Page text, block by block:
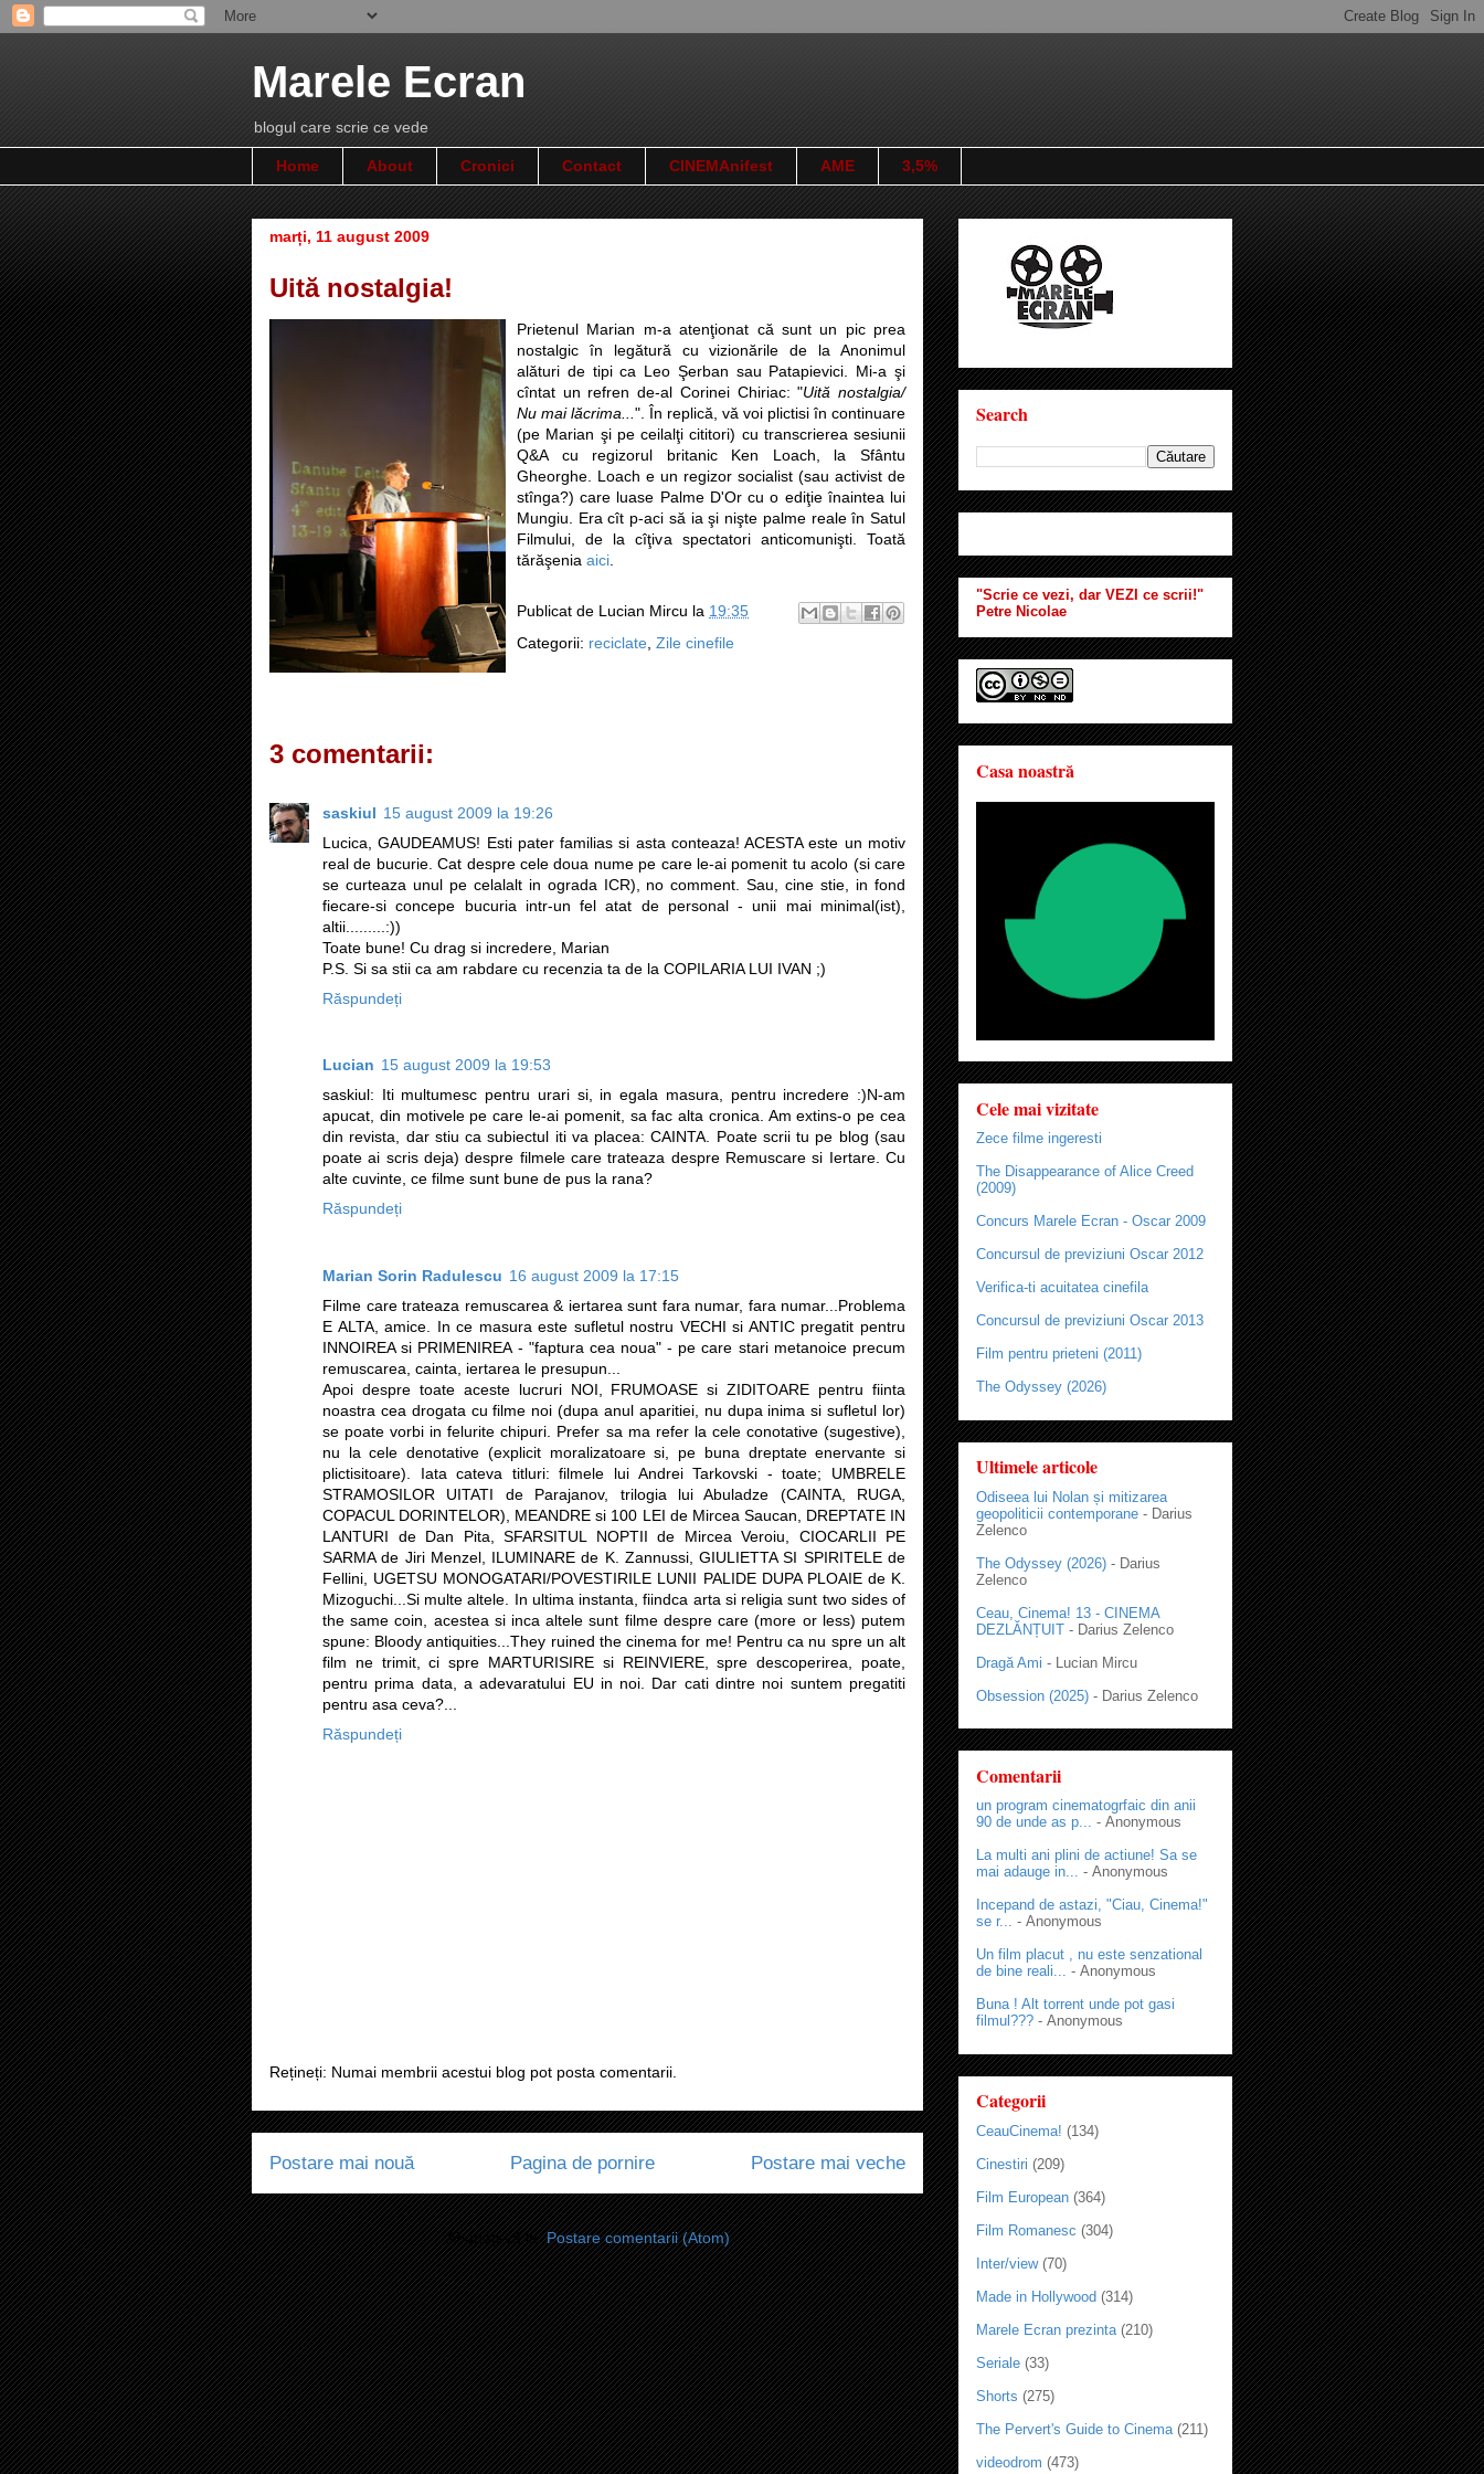
Marele Ecran
blogul care scrie ce vede
Home About Cronici Contact CINEMAnifest AME 3,5%
marți, 11 august 2009
Uită nostalgia!
Prietenul Marian m-a atenţionat că sunt un pic prea
nostalgic în legătură cu vizionările de la Anonimul
alături de tipi ca Leo Şerban sau Patapievici. Mi-a şi
cîntat un refren de-al Corinei Chiriac: "Uită nostalgia/
Nu mai lăcrima... ". În replică, vă voi plictisi în continuare
(pe Marian şi pe ceilalţi cititori) cu transcrierea sesiunii
Q&A cu regizorul britanic Ken Loach, la Sfântu
Gheorghe. Loach e un regizor socialist (sau activist de
stînga?) care luase Palme D'Or cu o ediţie înaintea lui
Mungiu. Era cît p-aci să ia şi nişte palme reale în Satul
Filmului, de la cîţiva spectatori anticomunişti. Toată
tărăşenia aici
Publicat de Lucian Mircu la 19:35
Categorii: reciclate Zile cinefile
3 comentarii:
saskiul 15 august 2009 la 19:26
Lucica, GAUDEAMUS! Esti pater familias si asta conteaza! ACESTA este un motiv
real de bucurie. Cat despre cele doua nume pe care le-ai pomenit tu acolo (si care
se curteaza unul pe celalalt in ograda ICR), no comment. Sau, cine stie, in fond
fiecare-si concepe bucuria intr-un fel atat de personal - unii mai minimal(ist),
altii.........:))
Toate bune! Cu drag si incredere, Marian
P.S. Si sa stii ca am rabdare cu recenzia ta de la COPILARIA LUI IVAN ;)
Răspundeți
Lucian 15 august 2009 la 19:53
saskiul: Iti multumesc pentru urari si, in egala masura, pentru incredere :)N-am
apucat, din motivele pe care le-ai pomenit, sa fac alta cronica. Am extins-o pe cea
din revista, dar stiu ca subiectul iti va placea: CAINTA. Poate scrii tu pe blog (sau
poate ai scris deja) despre filmele care trateaza despre Remuscare si Iertare. Cu
alte cuvinte, ce filme sunt bune de pus la rana?
Răspundeți
Marian Sorin Radulescu 16 august 2009 la 17:15
Filme care trateaza remuscarea & iertarea sunt fara numar, fara numar...Problema
E ALTA, amice. In ce masura este sufletul nostru VECHI si ANTIC pregatit pentru
INNOIREA si PRIMENIREA - "faptura cea noua" - pe care stari metanoice precum
remuscarea, cainta, iertarea le presupun...
Apoi despre toate aceste lucruri NOI, FRUMOASE si ZIDITOARE pentru fiinta
noastra cea drogata cu filme noi (dupa anul aparitiei, nu dupa inima si sufletul lor)
se poate vorbi in felurite chipuri. Prefer sa ma refer la cele conotative (sugestive),
nu la cele denotative (explicit moralizatoare si, pe buna dreptate enervante si
plictisitoare). Iata cateva titluri: filmele lui Andrei Tarkovski - toate; UMBRELE
STRAMOSILOR UITATI de Parajanov, trilogia lui Abuladze (CAINTA, RUGA,
COPACUL DORINTELOR), MEANDRE si 100 LEI de Mircea Saucan, DREPTATE IN
LANTURI de Dan Pita, SFARSITUL NOPTII de Mircea Veroiu, CIOCARLII PE
SARMA de Jiri Menzel, ILUMINARE de K. Zannussi, GIULIETTA SI SPIRITELE de
Fellini, UGETSU MONOGATARI/POVESTIRILE LUNII PALIDE DUPA PLOAIE de K.
Mizoguchi...Si multe altele. In ultima instanta, fiindca arta si religia sunt two sides of
the same coin, acestea si inca altele sunt filme despre care (more or less) putem
spune: Bloody antiquities...They ruined the cinema for me! Pentru ca nu spre un alt
film ne trimit, ci spre MARTURISIRE si REINVIERE, spre descoperirea, poate,
pentru prima data, a adevaratului EU in noi. Dar cati dintre noi suntem pregatiti
pentru asa ceva?...
Răspundeți
Rețineți: Numai membrii acestui blog pot posta comentarii.
Postare mai nouă Postare mai veche
Pagina de pornire
Abonați-vă la:Postare comentarii (Atom)
Search
"Scrie ce vezi, dar VEZI ce scrii!"
Petre Nicolae
Casa noastră
Cele mai vizitate
Zece filme ingeresti
The Disappearance of Alice Creed
(2009)
Concurs Marele Ecran - Oscar 2009
Concursul de previziuni Oscar 2012
Verifica-ti acuitatea cinefila
Concursul de previziuni Oscar 2013
Film pentru prieteni (2011)
The Odyssey (2026)
Ultimele articole
Odiseea lui Nolan și mitizarea
geopoliticii contemporane - Darius
Zelenco
The Odyssey (2026) - Darius
Zelenco
Ceau, Cinema! 13 - CINEMA
DEZLĂNȚUIT - Darius Zelenco
Dragă Ami - Lucian Mircu
Obsession (2025) - Darius Zelenco
Comentarii
un program cinematogrfaic din anii
90 de unde as p... - Anonymous
La multi ani plini de actiune! Sa se
mai adauge in... - Anonymous
Incepand de astazi, "Ciau, Cinema!"
se r... - Anonymous
Un film placut , nu este senzational
de bine reali... - Anonymous
Buna ! Alt torrent unde pot gasi
filmul??? - Anonymous
Categorii
CeauCinema! (134)
Cinestiri (209)
Film European (364)
Film Romanesc (304)
Inter/view (70)
Made in Hollywood (314)
Marele Ecran prezinta (210)
Seriale (33)
Shorts (275)
The Pervert's Guide to Cinema (211)
videodrom (473)